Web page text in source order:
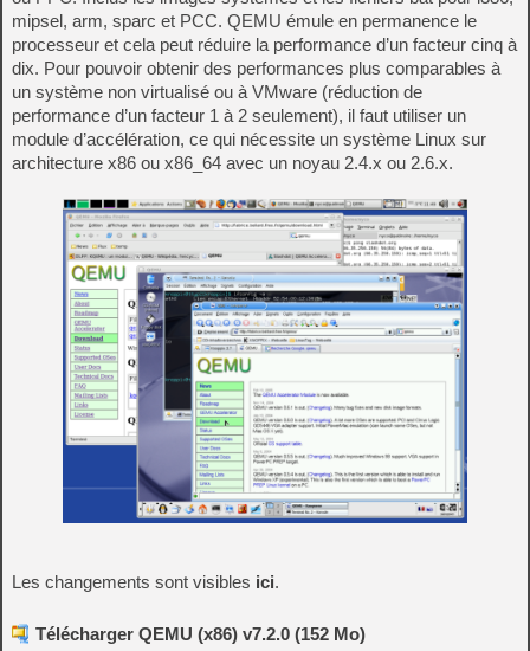
mipsel, arm, sparc et PCC. QEMU émule en permanence le
processeur et cela peut réduire la performance d’un facteur cinq à
dix. Pour pouvoir obtenir des performances plus comparables à
un système non virtualisé ou à VMware (réduction de
performance d’un facteur 1 à 2 seulement), il faut utiliser un
module d’accélération, ce qui nécessite un système Linux sur
architecture x86 ou x86_64 avec un noyau 2.4.x ou 2.6.x.
Les changements sont visibles ici.
Télécharger QEMU (x86) v7.2.0 (152 Mo)